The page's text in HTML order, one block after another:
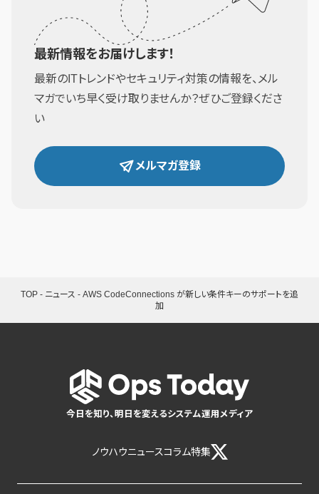
最新情報をお届けします！
最新のITトレンドやセキュリティ対策の情報を、メル
マガでいち早く受け取りませんか？ぜひご登録くださ
い
メルマガ登録
TOP - ニュース - AWS CodeConnections が新しい条件キーのサポートを追
加
今日を知り、明日を変えるシステム運用メディア
ノウハウニュースコラム特集